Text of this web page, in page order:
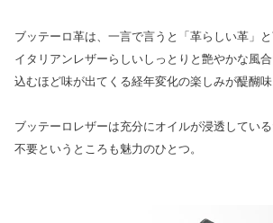
ブッテーロ革は、一言で言うと「革らしい革」と
イタリアンレザーらしいしっとりと艶やかな風
込むほど味が出てくる経年変化の楽しみが醍醐味
ブッテーロレザーは充分にオイルが浸透してい
不要というところも魅力のひとつ。